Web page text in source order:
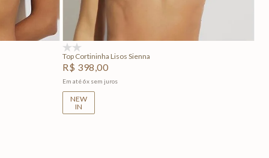
Top Cortininha Lisos Sienna
R$ 398,00
Em até6x sem juros
NEW
IN